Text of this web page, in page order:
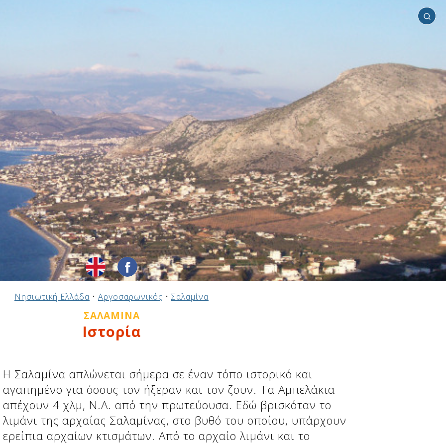
Νησιωτική Ελλάδα • Αργοσαρωνικός • Σαλαμίνα
ΣΑΛΑΜΊΝΑ
Ιστορία
Η Σαλαμίνα απλώνεται σήμερα σε έναν τόπο ιστορικό και
αγαπημένο για όσους τον ήξεραν και τον ζουν. Τα Αμπελάκια
απέχουν 4 χλμ, Ν.Α. από την πρωτεύουσα. Εδώ βρισκόταν το
λιμάνι της αρχαίας Σαλαμίνας, στο βυθό του οποίου, υπάρχουν
ερείπια αρχαίων κτισμάτων. Από το αρχαίο λιμάνι και το